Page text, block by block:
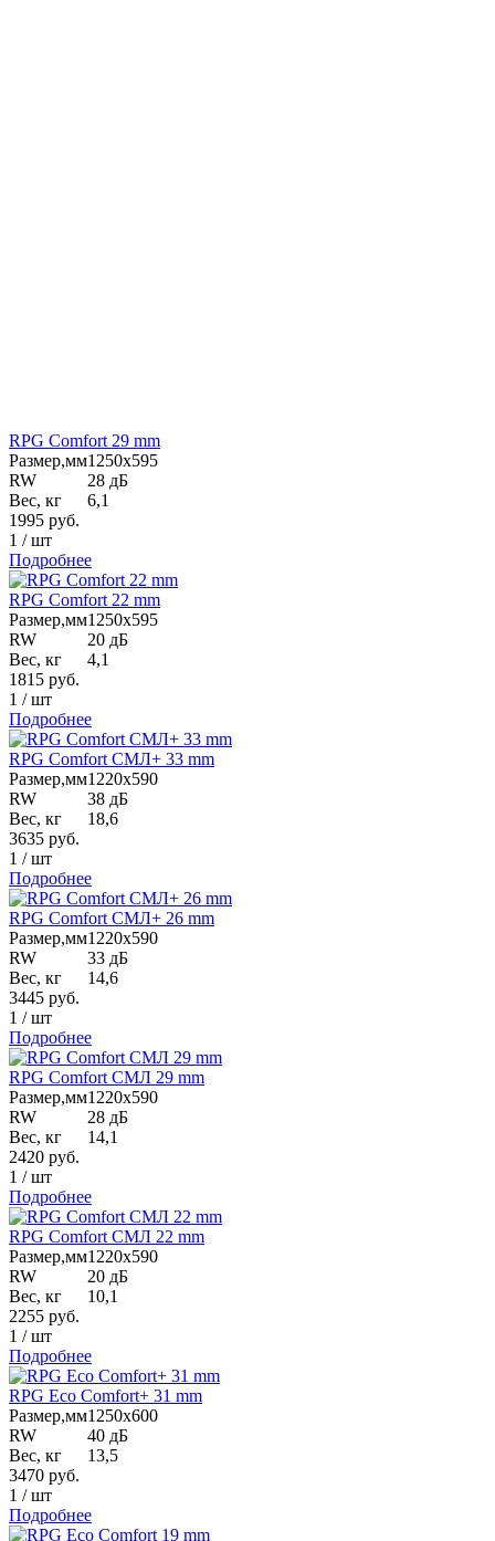
RPG Comfort 29 mm
Размер,мм1250х595
RW
28 дБ
Вес, кг
6,1
1995 руб.
1 /шт
Подробнее
RPG Comfort 22 mm
Размер,мм1250х595
RW
20 дБ
Вес, кг
4,1
1815 руб.
1 /шт
Подробнее
RPG Comfort СМЛ+ 33 mm
Размер,мм1220х590
RW
38 дБ
Вес, кг
18,6
3635 руб.
1 /шт
Подробнее
RPG Comfort СМЛ+ 26 mm
Размер,мм1220х590
RW
33 дБ
Вес, кг
14,6
3445 руб.
1 /шт
Подробнее
RPG Comfort СМЛ 29 mm
Размер,мм1220х590
RW
28 дБ
Вес, кг
14,1
2420 руб.
1 /шт
Подробнее
RPG Comfort СМЛ 22 mm
Размер,мм1220х590
RW
20 дБ
Вес, кг
10,1
2255 руб.
1 /шт
Подробнее
RPG Eco Comfort+ 31 mm
Размер,мм1250х600
RW
40 дБ
Вес, кг
13,5
3470 руб.
1 /шт
Подробнее